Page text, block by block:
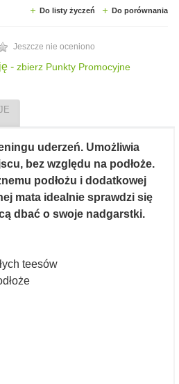
Do listy życzeń Do porównania
Jeszcze nie oceniono
- zbierz Punkty Promocyjne
uderzeń. Umożliwia
bez względu na podłoże.
podłożu i dodatkowej
mata idealnie sprawdzi się
dbać o swoje nadgarstki.
teesów